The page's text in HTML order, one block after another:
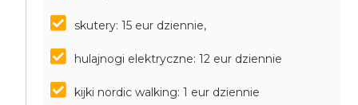
skutery: 15 eur dziennie,
hulajnogi elektryczne: 12 eur dziennie
kijki nordic walking: 1 eur dziennie